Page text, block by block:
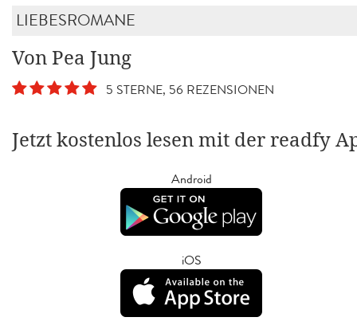
LIEBESROMANE
Von Pea Jung
5 STERNE, 56 REZENSIONEN
Jetzt kostenlos lesen mit der readfy
Android
iOS